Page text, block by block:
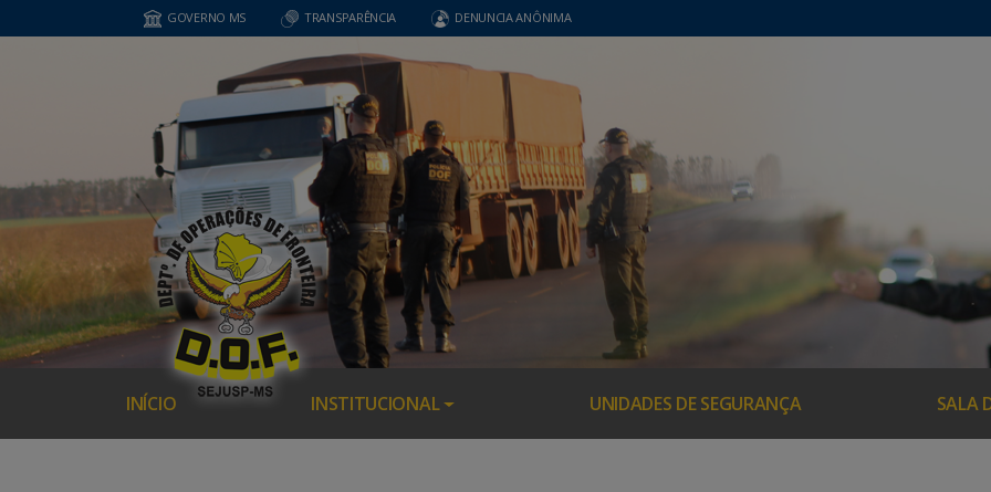
GOVERNO MS TRANSPARÊNCIA DENUNCIA ANÔNIMA
INÍCIO INSTITUCIONAL UNIDADES DE SEGURANÇA SALA